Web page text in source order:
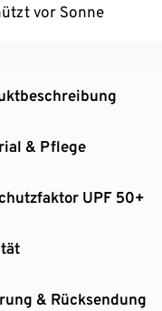
vor Sonne
& Pflege
UPF 50+
& Rücksendung